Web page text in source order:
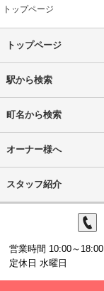
トップページ
トップページ
駅から検索
町名から検索
オーナー様へ
スタッフ紹介
営業時間 10:00～18:00
定休日 水曜日